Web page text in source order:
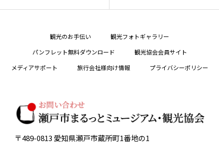
観光のお手伝い
観光フォトギャラリー
パンフレット無料ダウンロード
観光協会会員サイト
メディアサポート
旅行会社様向け情報 プライバシーポリシー
〒489-0813 愛知県瀬戸市蔵所町1番地の1